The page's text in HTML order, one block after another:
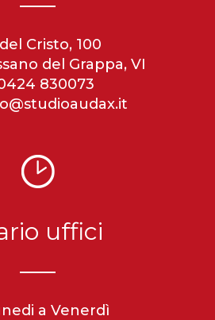
Cristo, 100
del Grappa, VI
830073
uffici
a Venerdì